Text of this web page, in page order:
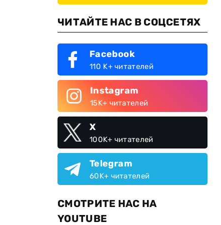
ЧИТАЙТЕ НАС В СОЦСЕТЯХ
Facebook
110 K+ читателей
Instagram
15K+ читателей
X
100K+ читателей
Telegram
60K+ читателей
СМОТРИТЕ НАС НА
YOUTUBE